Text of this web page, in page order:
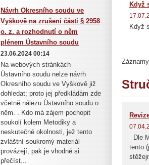
Když
Když
Dle
tento
Návrh Okresního soudu ve
Vyškově na zrušení části § 2958
o. z. a rozhodnutí o něm
plénem Ústavního soudu
23.06.2024 00:14
Na webových stránkách
Ústavního soudu nelze návrh
Okresního soudu ve Vyškově již
dohledat; proto jej předkládám zde
včetně nálezu Ústavního soudu o
něm. . Kdo má zájem pochopit
soukolí kolem Metodiky a
neskutečné okolnosti, jež tento
zvláštní soukromý materiál
provázejí, pak je vhodné si
přečíst...